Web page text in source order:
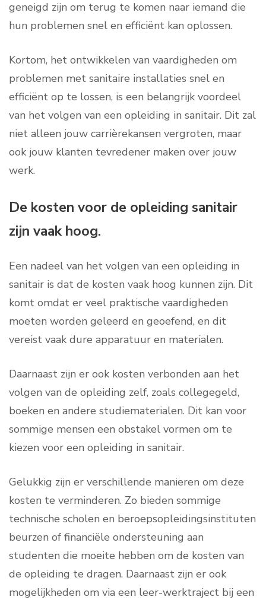
geneigd zijn om terug te komen naar iemand die
hun problemen snel en efficiënt kan oplossen.
Kortom, het ontwikkelen van vaardigheden om
problemen met sanitaire installaties snel en
efficiënt op te lossen, is een belangrijk voordeel
van het volgen van een opleiding in sanitair. Dit zal
niet alleen jouw carrièrekansen vergroten, maar
ook jouw klanten tevredener maken over jouw
werk.
De kosten voor de opleiding sanitair
zijn vaak hoog.
Een nadeel van het volgen van een opleiding in
sanitair is dat de kosten vaak hoog kunnen zijn. Dit
komt omdat er veel praktische vaardigheden
moeten worden geleerd en geoefend, en dit
vereist vaak dure apparatuur en materialen.
Daarnaast zijn er ook kosten verbonden aan het
volgen van de opleiding zelf, zoals collegegeld,
boeken en andere studiematerialen. Dit kan voor
sommige mensen een obstakel vormen om te
kiezen voor een opleiding in sanitair.
Gelukkig zijn er verschillende manieren om deze
kosten te verminderen. Zo bieden sommige
technische scholen en beroepsopleidingsinstituten
beurzen of financiële ondersteuning aan
studenten die moeite hebben om de kosten van
de opleiding te dragen. Daarnaast zijn er ook
mogelijkheden om via een leer-werktraject bij een